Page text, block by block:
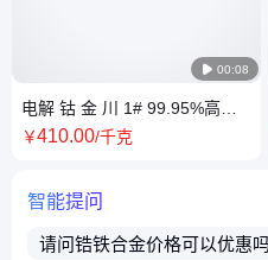
 00:08
电解 钴 金 川 1# 99.95%高纯
度Co块 桶装 电解法工艺
￥410.00/千克
智能提问
请问锆铁合金价格可以优惠吗